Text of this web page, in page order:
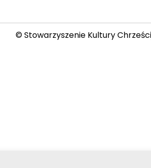
© Stowarzyszenie Kultury